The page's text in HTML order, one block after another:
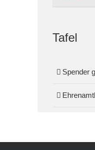
Tafel
Spender